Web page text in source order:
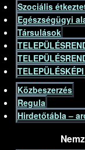
Szociális
Egészségügyi
Társulások
Közbeszerzés
Regula
Hirdetőtábla –